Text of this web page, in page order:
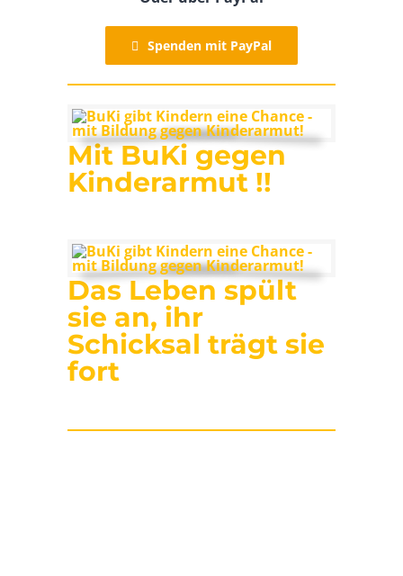
Spenden mit PayPal
Mit BuKi gegen
Kinderarmut !!
Das Leben spült
sie an, ihr
Schicksal trägt sie
fort